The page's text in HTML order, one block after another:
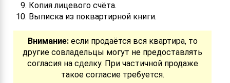
Копия лицевого счёта.
Выписка из поквартирной книги.
Внимание: если продаётся вся квартира, то
другие совладельцы могут не предоставлять
согласия на сделку. При частичной продаже
такое согласие требуется.